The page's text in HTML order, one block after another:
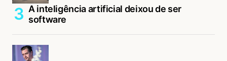
A inteligência artificial deixou de ser
software